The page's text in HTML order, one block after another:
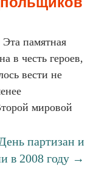
памятная
в честь героев,
вести не
мировой
партизан и
в 2008 году →